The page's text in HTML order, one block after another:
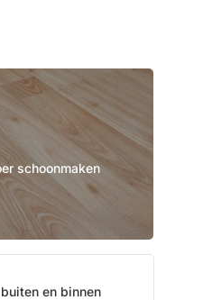
schoonmaken
en binnen